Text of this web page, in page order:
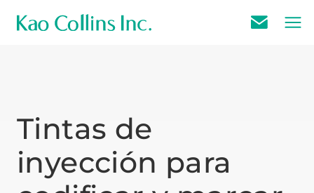
Tintas de
inyección para